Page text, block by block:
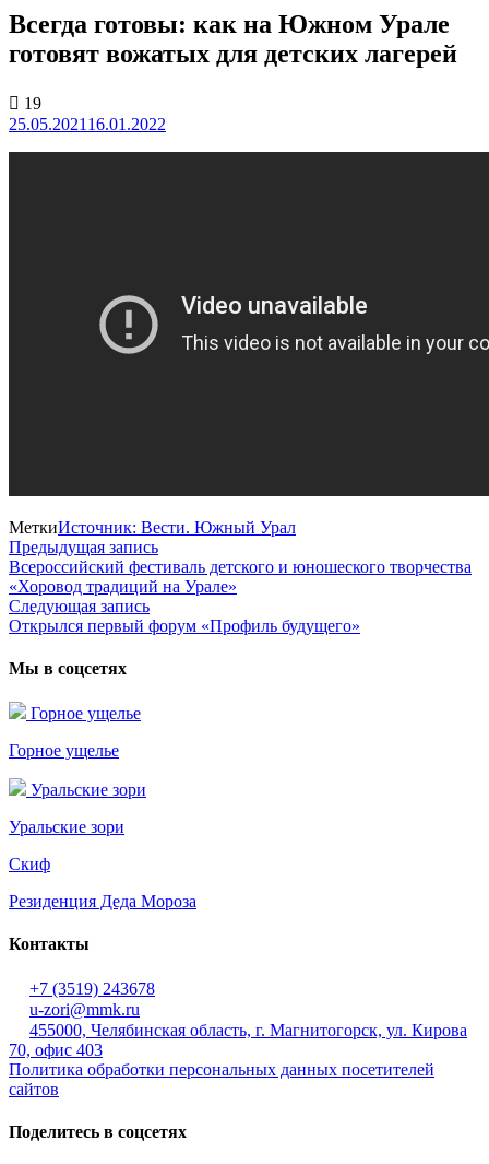
Всегда готовы: как на Южном Урале
готовят вожатых для детских лагерей
19
25.05.2021 16.01.2022
МеткиИсточник: Вести. Южный Урал
Навигация
по
записям
Предыдущая запись
запись:
Всероссийский фестиваль детского и юношеского творчества
«Хоровод традиций на Урале»
Следующая запись
запись:
Открылся первый форум «Профиль будущего»
Мы в соцсетях
Горное ущелье
Горное ущелье
Уральские зори
Уральские зори
Скиф
Резиденция Деда Мороза
Контакты
+7 (3519) 243678
u-zori@mmk.ru
455000, Челябинская область, г. Магнитогорск, ул. Кирова
70, офис 403
Политика обработки персональных данных посетителей
сайтов
Поделитесь в соцсетях